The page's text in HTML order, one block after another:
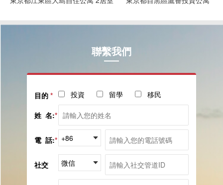
聯繫我們
目的 * 投資 留學 移民
姓 名:*
電 話:*
社交